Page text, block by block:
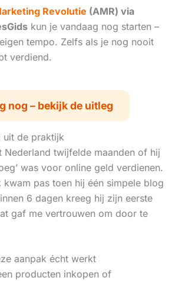
Revolutie (AMR) via
kun je vandaag nog starten –
tempo. Zelfs als je nog nooit
verdiend.
nog – bekijk de uitleg
uit de praktijk
Nederland twijfelde maanden of hij
was voor online geld verdienen.
kwam pas toen hij één simpele blog
6 dagen kreeg hij zijn eerste
gaf me vertrouwen om door te
aanpak écht werkt
producten inkopen of